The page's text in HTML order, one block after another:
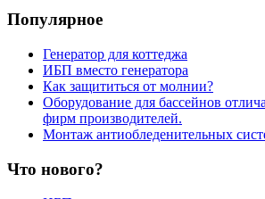
Популярное
Генератор для коттеджа
ИБП вместо генератора
Как защититься от молнии?
Оборудование для бассейнов
фирм производителей.
Монтаж антиобледенительных
Что нового?